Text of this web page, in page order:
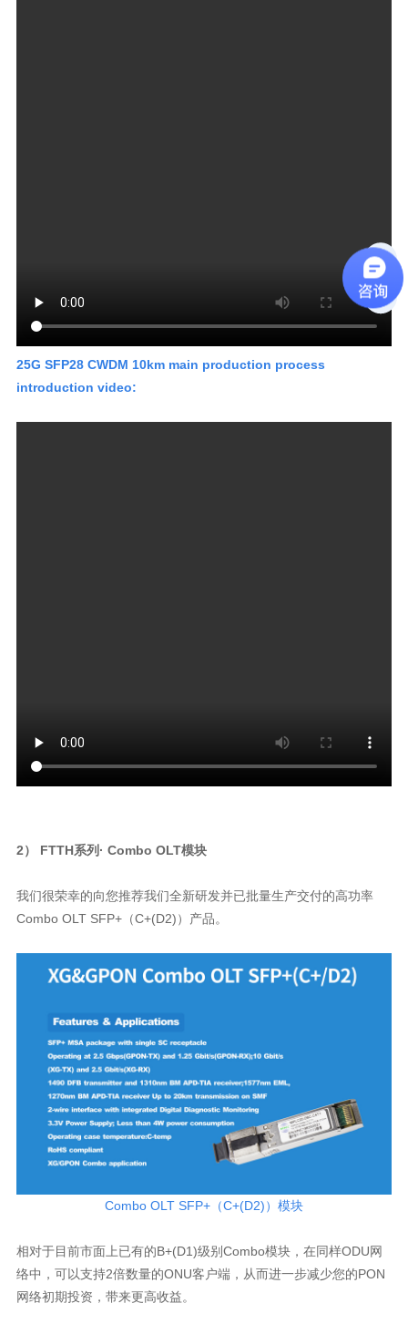
introduction video:
2） FTTH系列 · Combo OLT模块
Combo OLT SFP+（C+(D2)）产品。
Combo OLT SFP+（C+(D2)）模块
网络初期投资，带来更高收益。